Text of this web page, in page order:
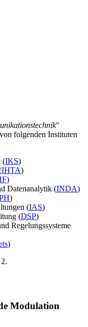
"
folgenden Instituten
(IKS)
IHTA)
)
Datenanalytik (INDA)
)
(IAS)
(DSP)
Regelungssysteme
)
Modulation